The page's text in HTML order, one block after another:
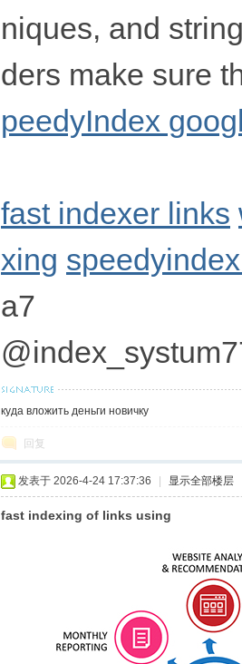
niques, and
ders make sure
peedyIndex
fast indexer links
xing
a7
куда вложить деньги новичку
回复
发表于 2026-4-24 17:37:36 显示全部楼层
fast indexing of links using